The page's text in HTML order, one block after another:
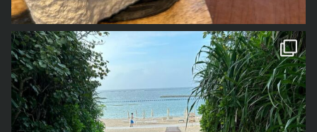
1年前の事なので、若干記憶が曖昧